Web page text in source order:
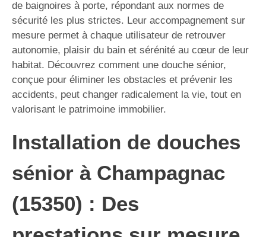
de baignoires à porte, répondant aux normes de
sécurité les plus strictes. Leur accompagnement sur
mesure permet à chaque utilisateur de retrouver
autonomie, plaisir du bain et sérénité au cœur de leur
habitat. Découvrez comment une douche sénior,
conçue pour éliminer les obstacles et prévenir les
accidents, peut changer radicalement la vie, tout en
valorisant le patrimoine immobilier.
Installation de douches
sénior à Champagnac
(15350) : Des